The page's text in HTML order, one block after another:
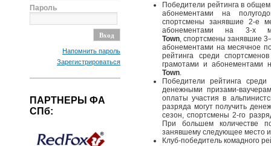
Пароль
Напомнить пароль
Зарегистрироваться
ПАРТНЕРЫ ФА
СПб:
Победители рейтинга в
абонементами на
спортсмены занявшие 2-е
абонементами на 3-х
Town, спортсмены занявшие
абонементами на месячное
рейтинга среди
грамотами и абонементами
Town.
Победители рейтинга
денежными призами-
оплаты участия в
разряда могут получить
сезон, спортсмены 2-го
При большем количестве
занявшему следующее место
Клуб-победитель комадного